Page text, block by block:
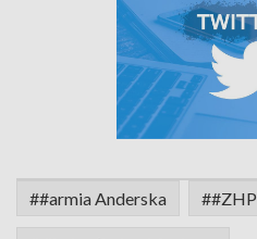
##armia Anderska ##ZHP